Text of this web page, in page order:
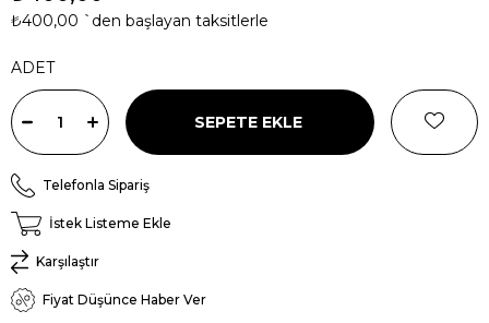
₺400,00 `den başlayan taksitlerle
ADET
Telefonla Sipariş
İstek Listeme Ekle
Karşılaştır
Fiyat Düşünce Haber Ver